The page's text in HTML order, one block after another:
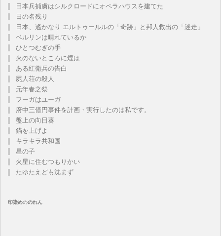
日本兵捕虜はシルクロードにオペラハウスを建てた
日の名残り
日本、遙かなり エルトゥールルの「奇跡」と邦人救出の「迷走」
ベルリンは晴れているか
ひとつむぎの手
火のないところに煙は
ある紅衛兵の告白
屍人荘の殺人
元年春之祭
フーガはユーガ
府中三億円事件を計画・実行したのは私です。
盤上の向日葵
錨を上げよ
キラキラ共和国
星の子
火星に住むつもりかい
たゆたえども沈まず
印染めののれん